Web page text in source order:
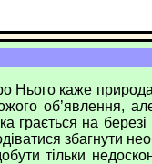
каже
об’явлення,
на
збагнути
тільки